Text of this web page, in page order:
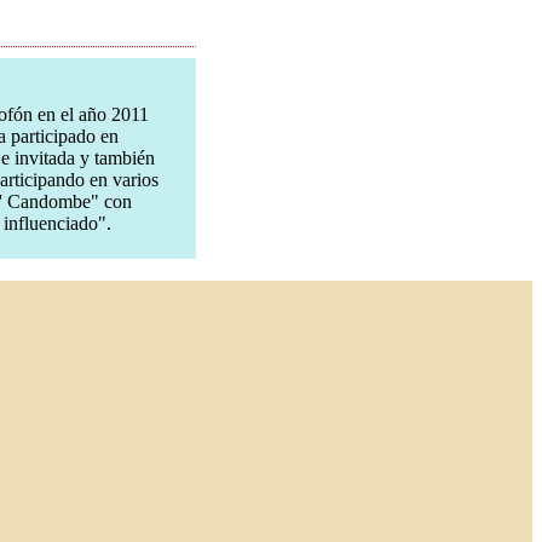
en el año 2011
participado en
invitada y también
en varios
Candombe" con
influenciado".